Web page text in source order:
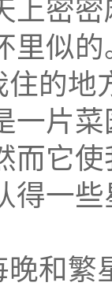
上密
怀里
的地
一片
而它
得一
和繁